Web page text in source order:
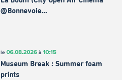
@Bonnevoie…
le 06.08.2026à 10:15
Museum Break : Summer foam
prints